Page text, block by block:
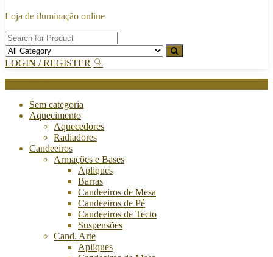
Loja de iluminação online
LOGIN / REGISTER
Sem categoria
Aquecimento
Aquecedores
Radiadores
Candeeiros
Armações e Bases
Apliques
Barras
Candeeiros de Mesa
Candeeiros de Pé
Candeeiros de Tecto
Suspensões
Cand. Arte
Apliques